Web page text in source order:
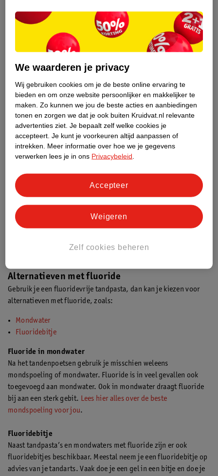
Tandpasta zonder fluoride
Tandartsen adviseren om je tanden te poetsen met tandpasta die
fluoride bevat. Heb je vaker last van gaatjes of wil je gaatjes
fluoride helpen (
). Als je geen goed gevoel hebt bij
fluoridetandpasta, kan je ook poetsen zonder fluoride.
Er zijn ook biologische of natuurlijke tandpasta’s verkrijgbaar.
Deze zijn gemaakt van natuurlijke producten. Ze bestaan veelal
Alternatieven met fluoride
Gebruik je een fluoridevrije tandpasta, dan kan je kiezen voor
alternatieven met fluoride, zoals:
Mondwater
Fluoridebitje
Fluoride in mondwater
Na het tandenpoetsen gebruik je misschien weleens
mondspoeling of mondwater. Fluoride is in veel gevallen ook
toegevoegd aan mondwater. Ook in mondwater draagt fluoride
bij aan een sterk gebit. Lees hier alles over de beste
mondspoeling voor jou.
Fluoridebitje
Naast tandpasta’s en mondwaters met fluoride zijn er ook
fluoridebitjes beschikbaar. Meestal neem je een fluoridebitje op
advies van je tandarts. Vaak doe je een gel in een bitje en doe je
We waarderen je privacy
Wij gebruiken cookies om je de beste online ervaring te
bieden en om onze website persoonlijker en makkelijker te
maken. Zo kunnen we jou de beste acties en aanbiedingen
tonen en zorgen we dat je ook buiten Kruidvat.nl relevante
advertenties ziet. Je bepaalt zelf welke cookies je
accepteert. Je kunt je voorkeuren altijd aanpassen of
intrekken.
Meer informatie over hoe we je gegevens
verwerken lees je in ons Privacybeleid
Zelf cookies beheren
Weigeren
Accepteer